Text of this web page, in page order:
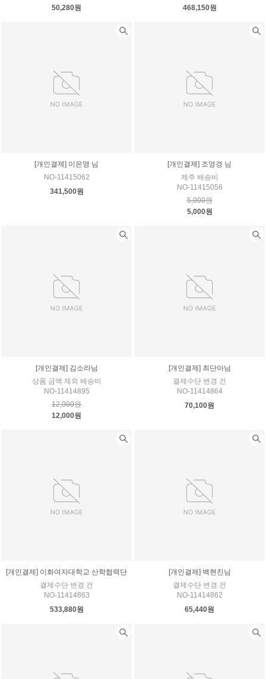
50,280원
468,150원
[개인결제] 이은영 님
NO-11415062
341,500원
[개인결제] 조영경 님
제주 배송비
NO-11415056
5,000원
5,000원
[개인결제] 김소라님
상품 금액 제외 배송비
NO-11414895
12,000원
12,000원
[개인결제] 최단아님
결제수단 변경 건
NO-11414864
70,100원
[개인결제] 이화여자대학교 산학협력단
결제수단 변경 건
NO-11414863
533,880원
[개인결제] 백현진님
결제수단 변경 건
NO-11414862
65,440원